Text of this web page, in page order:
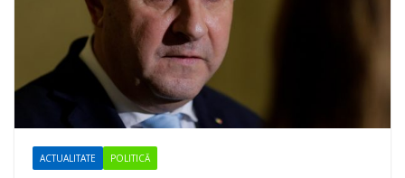
ACTUALITATE POLITICĂ